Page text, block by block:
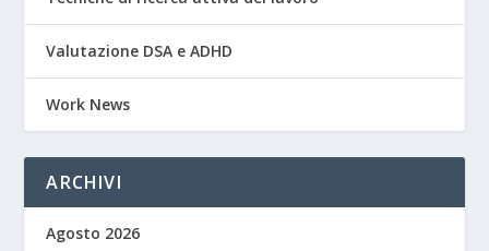
Valutazione DSA e ADHD
Work News
ARCHIVI
Agosto 2026